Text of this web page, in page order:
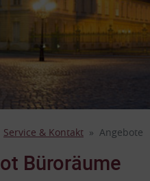
Service & Kontakt Angebote
Büroräume